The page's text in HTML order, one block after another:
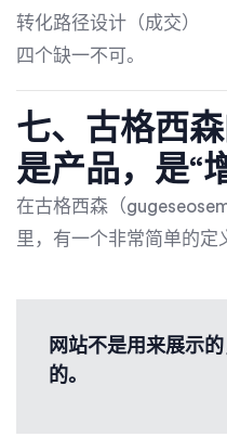
转化路径设计（成交）
四个缺一不可。
七、古格西
是产品，是“
在古格西森（
里，有一个非常简单的定
网站不是用来展示
的。